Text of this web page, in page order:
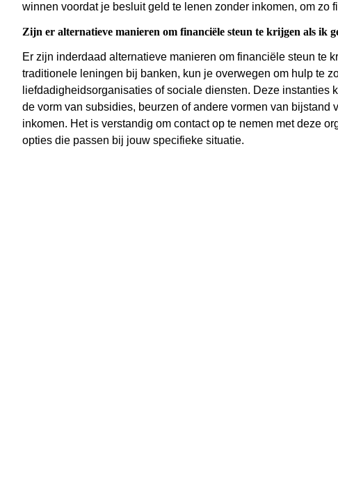
winnen voordat je besluit geld te lenen zonder inkomen, om zo
Zijn er alternatieve manieren om financiële steun te krijgen als ik
Er zijn inderdaad alternatieve manieren om financiële steun te
traditionele leningen bij banken, kun je overwegen om hulp te
liefdadigheidsorganisaties of sociale diensten. Deze
de vorm van subsidies, beurzen of andere vormen van bijstand
inkomen. Het is verstandig om contact op te nemen met deze
opties die passen bij jouw specifieke situatie.